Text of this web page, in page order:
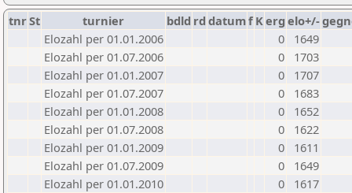
tnrSt turnier bdld rd datumf Kerg elo+/-
Elozahl per 01.01.2006
0
1649
Elozahl per 01.07.2006
0
1703
Elozahl per 01.01.2007
0
1707
Elozahl per 01.07.2007
0
1683
Elozahl per 01.01.2008
0
1652
Elozahl per 01.07.2008
0
1622
Elozahl per 01.01.2009
0
1611
Elozahl per 01.07.2009
0
1649
Elozahl per 01.01.2010
0
1617